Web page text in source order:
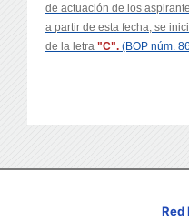
de actuación de los
a partir de esta fecha, se
de la letra "C". (BOP núm.
Red